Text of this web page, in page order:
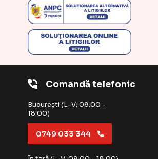
Comandă telefonic
București (L-V: 08:00 -
18:00)
0749 033 344